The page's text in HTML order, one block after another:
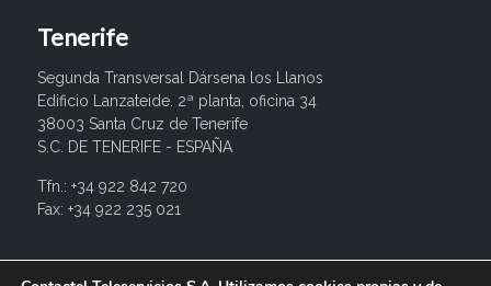
Tenerife
Segunda Transversal Dársena los Llanos
Edificio Lanzateide. 2ª planta, oficina 34
38003 Santa Cruz de Tenerife
S.C. DE TENERIFE - ESPAÑA
Tfn.: +34 922 842 720
Fax: +34 922 235 021
info@contactel.es